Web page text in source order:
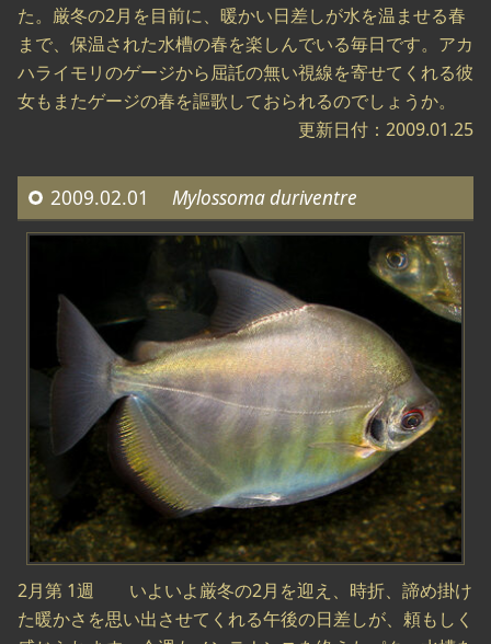
た。厳冬の2月を目前に、暖かい日差しが水を温ませる春
まで、保温された水槽の春を楽しんでいる毎日です。アカ
ハライモリのゲージから屈託の無い視線を寄せてくれる彼
女もまたゲージの春を謳歌しておられるのでしょうか。
更新日付：2009.01.25
2009.02.01 Mylossoma duriventre
2月第 1週 いよいよ厳冬の2月を迎え、時折、諦め掛け
た暖かさを思い出させてくれる午後の日差しが、頼もしく